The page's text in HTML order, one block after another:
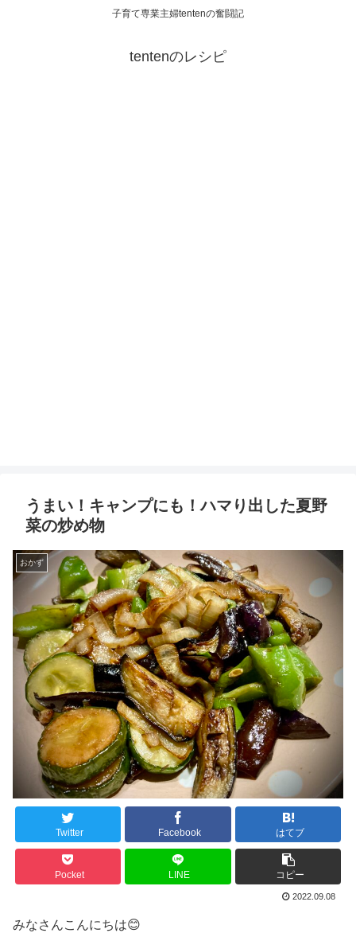
子育て専業主婦tentenの奮闘記
tentenのレシピ
うまい！キャンプにも！ハマり出した夏野
菜の炒め物
おかず
Twitter Facebook はてブ
Pocket LINE コピー
2022.09.08
みなさんこんにちは😊